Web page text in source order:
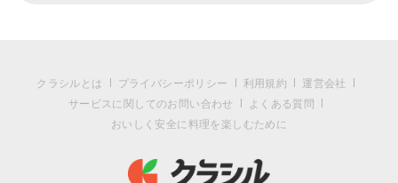
クラシルとは プライバシーポリシー 利用規約
運営会社
サービスに関してのお問い合わせ
よくある質問
おいしく安全に料理を楽しむために